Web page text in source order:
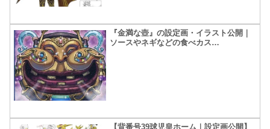
『金満な壺』の設定画・イラスト公開｜
ソースやネギなどの食べカス…
【背番号39球児皇ホーム｜設定画公開】